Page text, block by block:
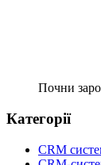
Почни
Категорії
CRM